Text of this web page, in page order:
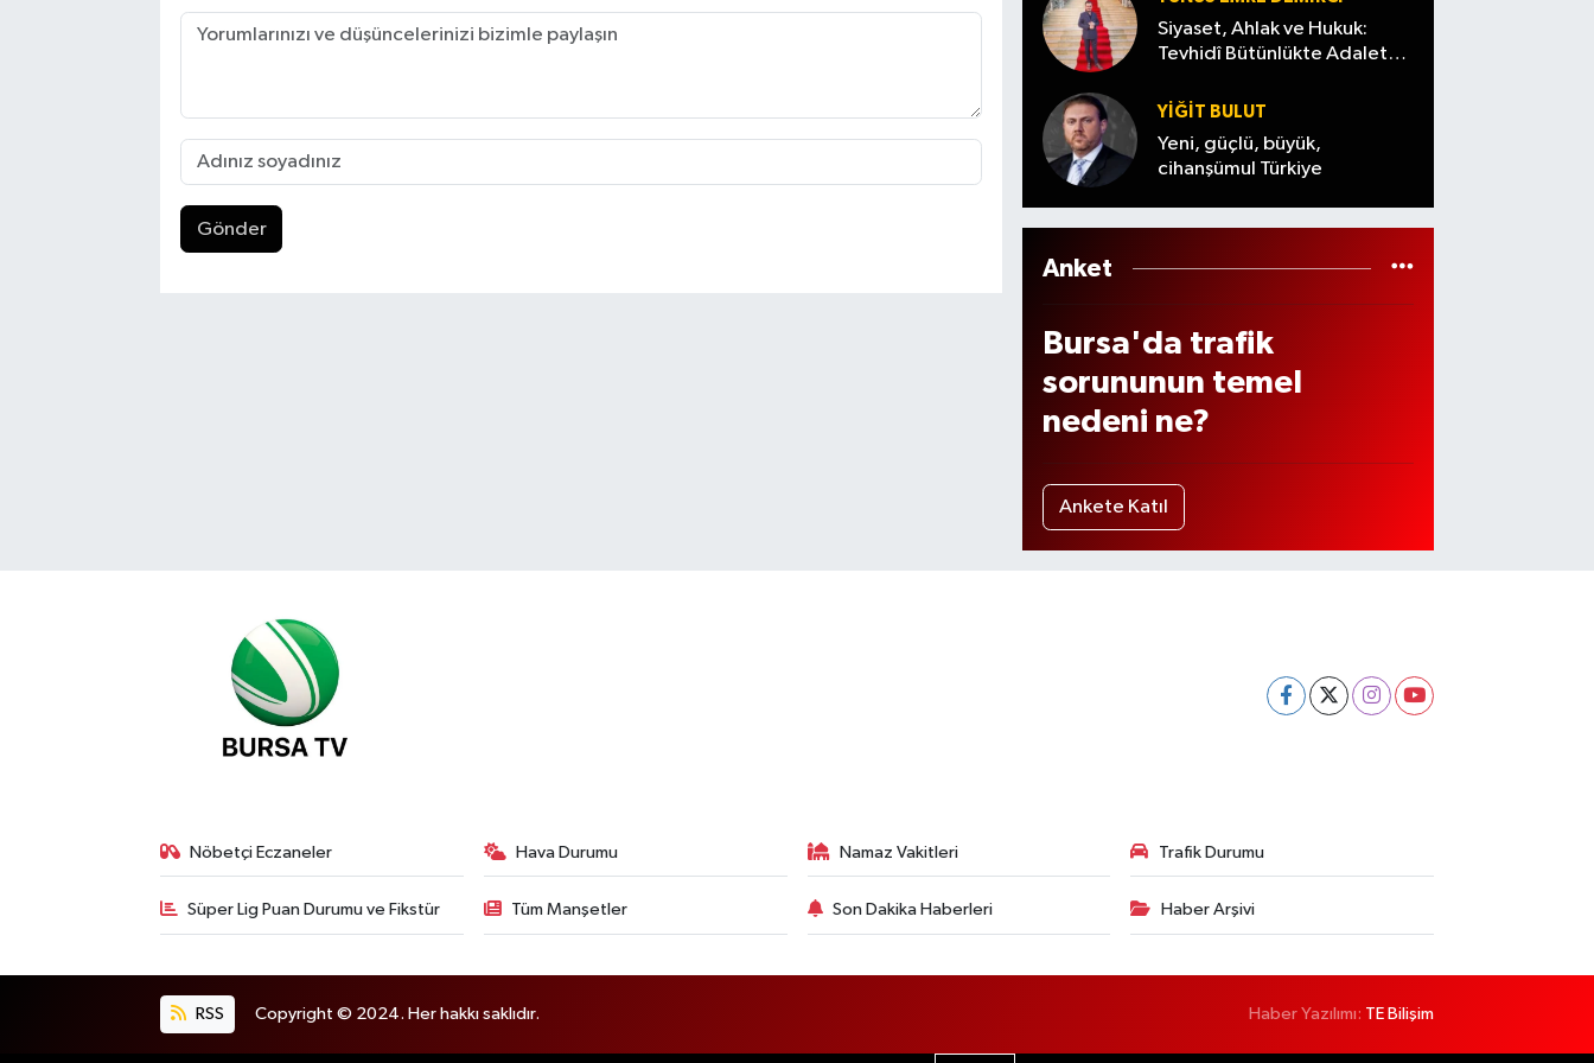
Gönder
os
Cuma)
nde
indiri
m var
mı? (7
Ağust
os
2026
Siyaset, Ahlak ve Hukuk:
Tevhidî Bütünlükte Adalet
YİĞİT BULUT
Yeni, güçlü, büyük,
cihanşümul Türkiye
Anket
Bursa'da trafik
sorununun temel
nedeni ne?
Ankete Katıl
Nöbetçi Eczaneler Hava Durumu Namaz Vakitleri Trafik Durumu
Süper Lig Puan Durumu ve Fikstür Tüm Manşetler Son Dakika Haberleri Haber Arşivi
RSS Copyright © 2024. Her hakkı saklıdır. Haber Yazılımı: TE Bilişim